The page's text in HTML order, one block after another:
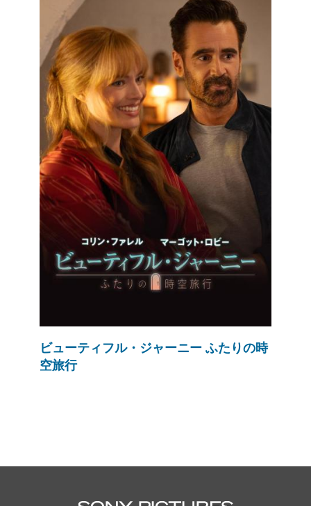
ビューティフル・ジャーニー ふたりの時
空旅行